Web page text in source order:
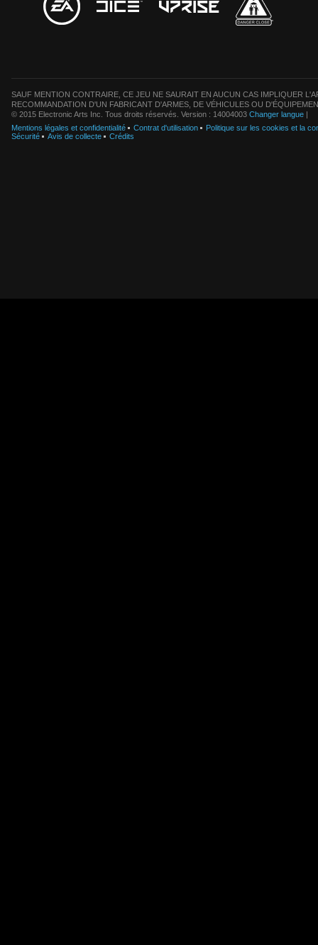
SAUF MENTION CONTRAIRE, CE JEU NE SAURAIT EN AUCUN CAS IMPLIQUER
RECOMMANDATION D'UN FABRICANT D'ARMES, DE VÉHICULES OU
© 2015 Electronic Arts Inc. Tous droits réservés. Version : 14004003 Changer langue |
Mentions légales et confidentialité
Contrat d'utilisation
Politique sur les cookies et la
Sécurité
Avis de collecte Crédits